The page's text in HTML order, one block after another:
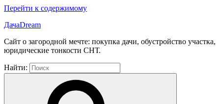
Перейти к содержимому
ДачаDream
Сайт о загородной мечте: покупка дачи, обустройство участка,
юридические тонкости СНТ.
Найти: